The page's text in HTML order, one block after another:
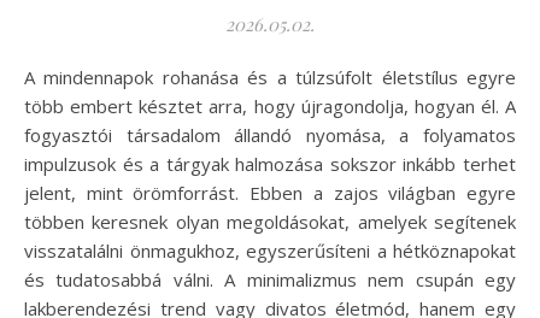
2026.05.02.
A mindennapok rohanása és a túlzsúfolt életstílus egyre
több embert késztet arra, hogy újragondolja, hogyan él. A
fogyasztói társadalom állandó nyomása, a folyamatos
impulzusok és a tárgyak halmozása sokszor inkább terhet
jelent, mint örömforrást. Ebben a zajos világban egyre
többen keresnek olyan megoldásokat, amelyek segítenek
visszatalálni önmagukhoz, egyszerűsíteni a hétköznapokat
és tudatosabbá válni. A minimalizmus nem csupán egy
lakberendezési trend vagy divatos életmód, hanem egy